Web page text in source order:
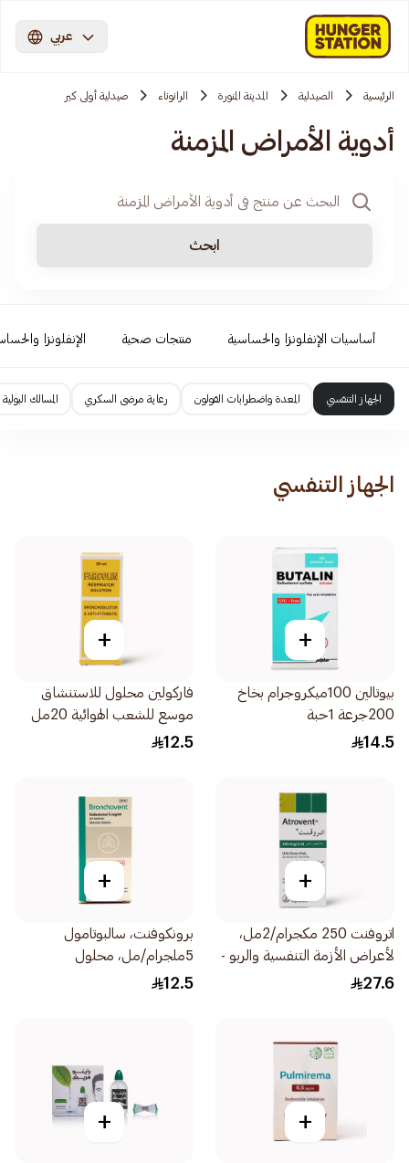
عربي
الرئيسية الصيدلية المدينة المنورة الرانوناء صيدلية أولى كير
أدوية الأمراض المزمنة
ابحث
أساسيات الإنفلونزا والحساسية منتجات صحية الإنفلونزا
الجهاز التنفسي المعدة واضطرابات القولون رعاية مرضى السكري المسالك البولية
الجهاز التنفسي
+
بيوتالين 100ميكروجرام بخاخ
200جرعة 1حبة
14.5
+
فاركولين محلول للاستنشاق
موسع للشعب الهوائية 20مل
12.5
+
اتروفنت 250 مكجرام/2مل،
لأعراض الأزمة التنفسية والربو -
20قطعة
27.6
+
برونكوفنت، سالبوتامول
5ملجرام/مل، محلول
للاستنشاق - 20مل
12.5
+
+